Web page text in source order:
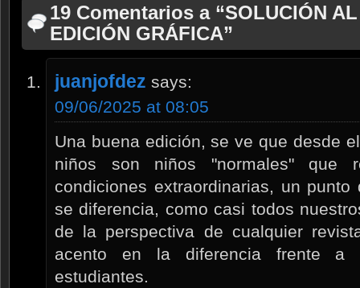
19 Comentarios a “SOLUCIÓN
EDICIÓN GRÁFICA”
juanjofdez says:
09/06/2025 at 08:05
Una buena edición, se ve que desde
niños son niños "normales" que
condiciones extraordinarias, un
se diferencia, como casi todos
de la perspectiva de cualquier
acento en la diferencia frente a
estudiantes.